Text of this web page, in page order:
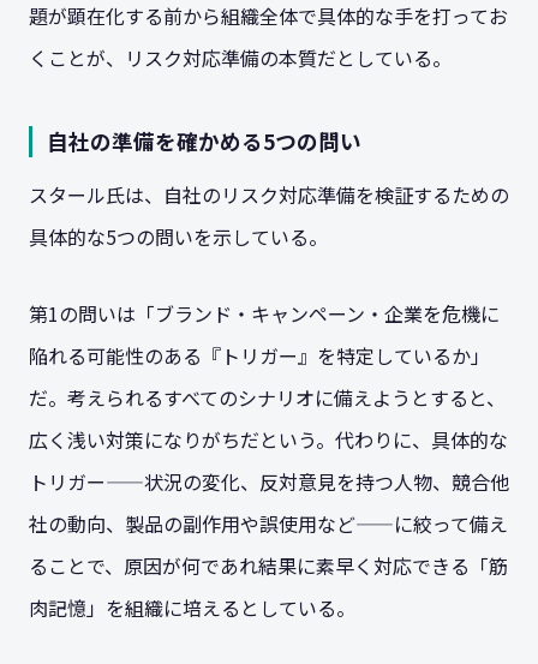
題が顕在化する前から組織全体で具体的な手を打ってお
くことが、リスク対応準備の本質だとしている。
自社の準備を確かめる5つの問い
スタール氏は、自社のリスク対応準備を検証するための
具体的な5つの問いを示している。
第1の問いは「ブランド・キャンペーン・企業を危機に
陥れる可能性のある『トリガー』を特定しているか」
だ。考えられるすべてのシナリオに備えようとすると、
広く浅い対策になりがちだという。代わりに、具体的な
トリガー——状況の変化、反対意見を持つ人物、競合他
社の動向、製品の副作用や誤使用など——に絞って備え
ることで、原因が何であれ結果に素早く対応できる「筋
肉記憶」を組織に培えるとしている。